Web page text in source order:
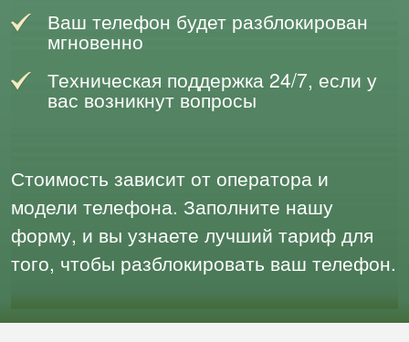
Ваш телефон будет разблокирован
мгновенно
Техническая поддержка 24/7, если у
вас возникнут вопросы
Стоимость зависит от оператора и
модели телефона. Заполните нашу
форму, и вы узнаете лучший тариф для
того, чтобы разблокировать ваш телефон.